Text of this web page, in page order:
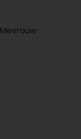
Mevrouw